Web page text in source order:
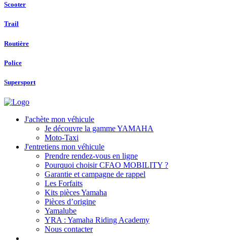
Scooter
Trail
Routière
Police
Supersport
J'achète mon véhicule
Je découvre la gamme YAMAHA
Moto-Taxi
J'entretiens mon véhicule
Prendre rendez-vous en ligne
Pourquoi choisir CFAO MOBILITY ?
Garantie et campagne de rappel
Les Forfaits
Kits pièces Yamaha
Pièces d’origine
Yamalube
YRA : Yamaha Riding Academy
Nous contacter